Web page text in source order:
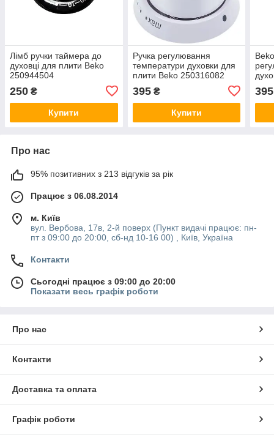
Лімб ручки таймера до
духовці для плити Beko
250944504
250 ₴
Купити
Ручка регулювання
температури духовки для
плити Beko 250316082
395₴
Купити
395
Про нас
95% позитивних з 213 відгуків за рік
Працює з 06.08.2014
м. Київ
вул. Вербова, 17в, 2-й поверх (Пункт видачі працює: пн-
пт з 09:00 до 20:00, сб-нд 10-16 00) , Київ, Україна
Контакти
Сьогодні працює з 09:00 до 20:00
Показати весь графік роботи
Про нас
Контакти
Доставка та оплата
Графік роботи